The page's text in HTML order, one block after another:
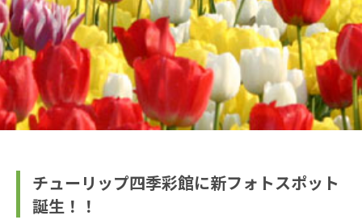
チューリップ四季彩館に新フォトスポット
誕生！！